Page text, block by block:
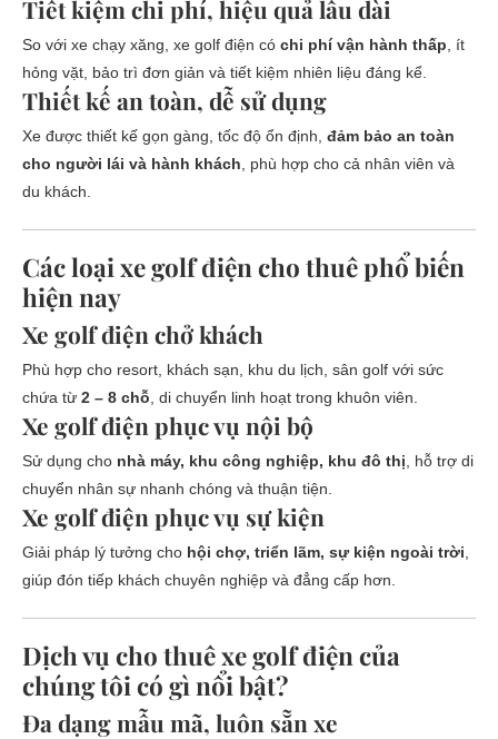
Tiết kiệm chi phí, hiệu quả lâu dài
So với xe chạy xăng, xe golf điện có chi phí vận hành thấp , ít
hỏng vặt, bảo trì đơn giản và tiết kiệm nhiên liệu đáng kể.
Thiết kế an toàn, dễ sử dụng
Xe được thiết kế gọn gàng, tốc độ ổn định, đảm bảo an toàn
cho người lái và hành khách , phù hợp cho cả nhân viên và
du khách.
Các loại xe golf điện cho thuê phổ biến
hiện nay
Xe golf điện chở khách
Phù hợp cho resort, khách sạn, khu du lịch, sân golf với sức
chứa từ 2 – 8 chỗ , di chuyển linh hoạt trong khuôn viên.
Xe golf điện phục vụ nội bộ
Sử dụng cho nhà máy, khu công nghiệp, khu đô thị , hỗ trợ di
chuyển nhân sự nhanh chóng và thuận tiện.
Xe golf điện phục vụ sự kiện
Giải pháp lý tưởng cho hội chợ, triển lãm, sự kiện ngoài trời
giúp đón tiếp khách chuyên nghiệp và đẳng cấp hơn.
Dịch vụ cho thuê xe golf điện của
chúng tôi có gì nổi bật?
Đa dạng mẫu mã, luôn sẵn xe